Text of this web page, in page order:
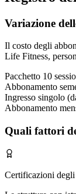
Variazione
Il costo degli
Life Fitness,
Pacchetto 10
Abbonamento
Ingresso singolo
Abbonamento
Quali fattori
Certificazioni